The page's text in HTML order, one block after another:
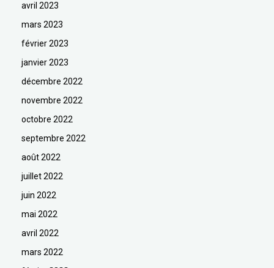
avril 2023
mars 2023
février 2023
janvier 2023
décembre 2022
novembre 2022
octobre 2022
septembre 2022
août 2022
juillet 2022
juin 2022
mai 2022
avril 2022
mars 2022